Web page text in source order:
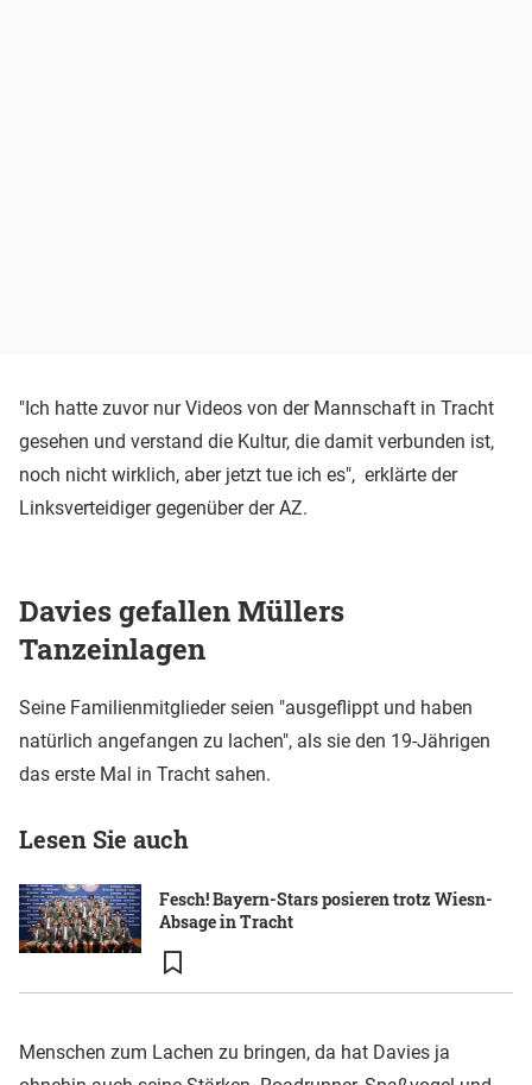
"Ich hatte zuvor nur Videos von der Mannschaft in Tracht
gesehen und verstand die Kultur, die damit verbunden ist,
noch nicht wirklich, aber jetzt tue ich es", erklärte der
Linksverteidiger gegenüber der AZ.
Davies gefallen Müllers
Tanzeinlagen
Seine Familienmitglieder seien "ausgeflippt und haben
natürlich angefangen zu lachen", als sie den 19-Jährigen
das erste Mal in Tracht sahen.
Lesen Sie auch
Fesch! Bayern-Stars posieren trotz Wiesn-
Absage in Tracht
Menschen zum Lachen zu bringen, da hat Davies ja